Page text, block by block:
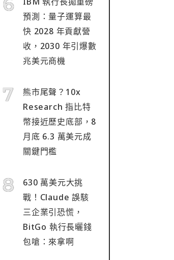
預測：量子運算最
快 2028 年貢獻營
收，2030 年引爆數
兆美元商機
熊市尾聲？10x
Research 指比特
幣接近歷史底部，8
月底 6.3 萬美元成
關鍵門檻
630 萬美元大挑
戰！Claude 誤駭
三企業引恐慌，
BitGo 執行長曬錢
包嗆：來拿啊